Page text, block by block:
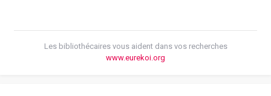
Les bibliothécaires vous aident dans vos recherches
www.eurekoi.org